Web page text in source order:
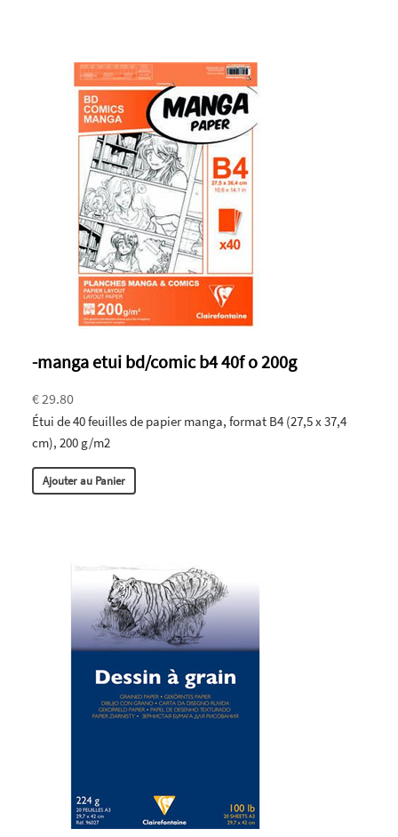
-manga etui bd/comic b4 40f o 200g
€ 29.80
Étui de 40 feuilles de papier manga, format B4 (27,5 x 37,4
cm), 200 g/m2
Ajouter au Panier